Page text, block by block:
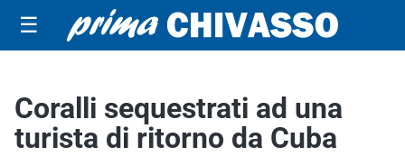
☰
Coralli sequestrati ad una
turista di ritorno da Cuba